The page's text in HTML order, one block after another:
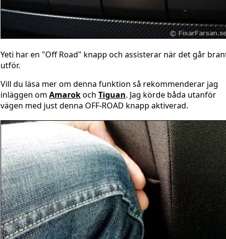
Yeti har en "Off Road" knapp och assisterar när det går
utför.
Vill du läsa mer om denna funktion så rekommenderar jag
inläggen om Amarokoch Tiguan. Jag körde båda utanför
vägen med just denna OFF-ROAD knapp aktiverad.